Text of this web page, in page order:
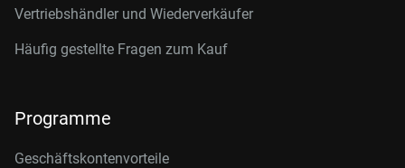
Vertriebshändler und Wiederverkäufer
Häufig gestellte Fragen zum Kauf
Programme
Geschäftskontenvorteile